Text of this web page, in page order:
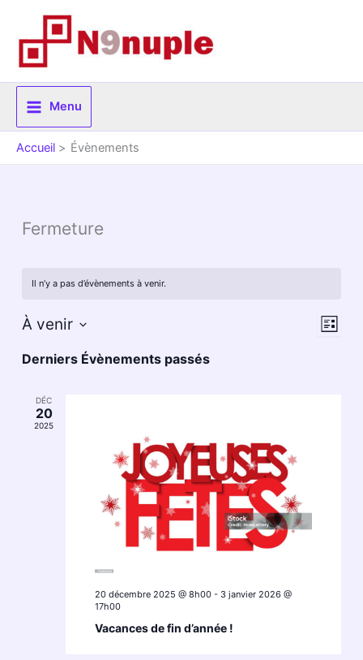
contenu
Menu
Accueil Évènements
Fermeture
Il n’y a pas d’évènements à venir.
Liste
À venir
une
Derniers Évènements passés
DÉC
20
2025
20 décembre 2025 @ 8h00- 3 janvier 2026 @
17h00
Vacances de fin d’année !